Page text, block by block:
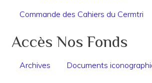
Commande des Cahiers du Cermtri
Accès Nos Fonds
Archives Documents